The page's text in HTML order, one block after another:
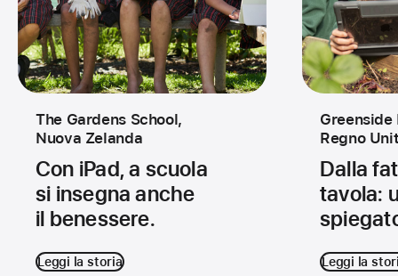
The Gardens School,
Nuova Zelanda
Con iPad, a scuola
si insegna anche
il benessere.
Leggi la storia
Greenside
Regno
Dalla
tavola:
Leggi la